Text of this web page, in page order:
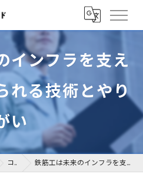
インフラを支え
れる技術とやり
い
コラム 鉄筋工は未来のインフラを支える！ここで得られる技術とやりがい